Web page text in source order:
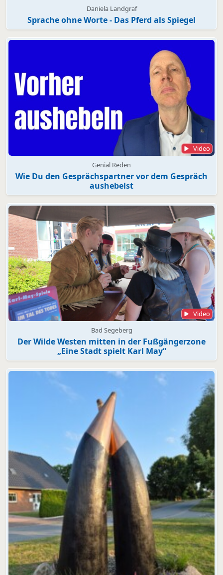
Daniela Landgraf
Sprache ohne Worte - Das Pferd als Spiegel
Video
Genial Reden
Wie Du den Gesprächspartner vor dem Gespräch
aushebelst
Video
Bad Segeberg
Der Wilde Westen mitten in der Fußgängerzone
„Eine Stadt spielt Karl May“